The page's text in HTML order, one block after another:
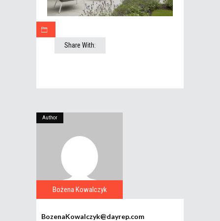
Share With:
Author
Bożena Kowalczyk
BozenaKowalczyk@dayrep.com